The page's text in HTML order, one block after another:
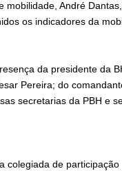
mobilidade, André
os indicadores da
da presidente da
Pereira; do
secretarias da PBH e
colegiada de